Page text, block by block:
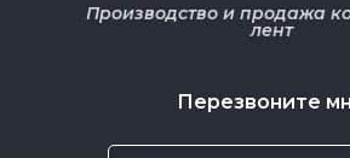
Перезвоните
Производство и продажа
лент